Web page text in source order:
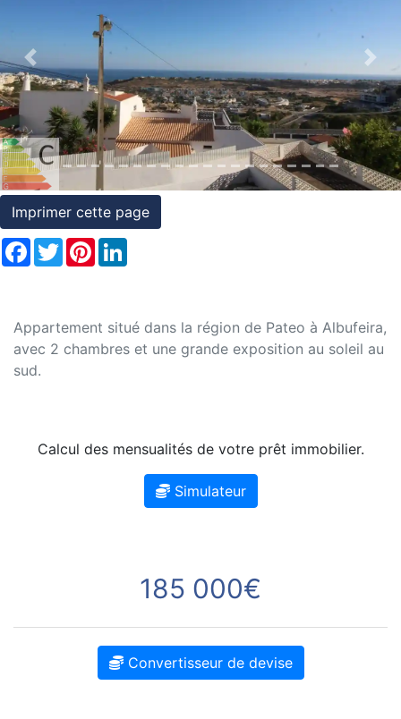
conditions
Témoignages
Conseils
Juridiques
Previous Next
Imprimer cette page
Facebook
TwitterPinterest
Appartement situé dans la région de Pateo à Albufeira,
avec 2 chambres et une grande exposition au soleil au
sud.
Calcul des mensualités de votre prêt immobilier.
Simulateur
185 000€
Convertisseur de devise